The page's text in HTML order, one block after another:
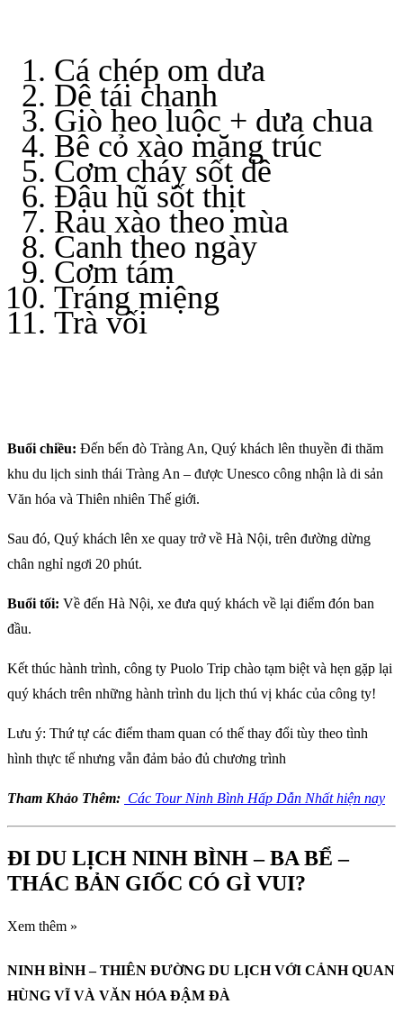
Cá chép om dưa
Dê tái chanh
Giò heo luộc + dưa chua
Bê cỏ xào măng trúc
Cơm cháy sốt dê
Đậu hũ sốt thịt
Rau xào theo mùa
Canh theo ngày
Cơm tám
Tráng miệng
Trà vối
Buổi chiều: Đến bến đò Tràng An, Quý khách lên thuyền đi thăm
khu du lịch sinh thái Tràng An – được Unesco công nhận là di sản
Văn hóa và Thiên nhiên Thế giới.
Sau đó, Quý khách lên xe quay trở về Hà Nội, trên đường dừng
chân nghỉ ngơi 20 phút.
Buổi tối: Về đến Hà Nội, xe đưa quý khách về lại điểm đón ban
đầu.
Kết thúc hành trình, công ty Puolo Trip chào tạm biệt và hẹn gặp lại
quý khách trên những hành trình du lịch thú vị khác của công ty!
Lưu ý: Thứ tự các điểm tham quan có thế thay đổi tùy theo tình
hình thực tế nhưng vẫn đảm bảo đủ chương trình
Tham Khảo Thêm: Các Tour Ninh Bình Hấp Dẫn Nhất hiện nay
ĐI DU LỊCH NINH BÌNH – BA BỂ –
THÁC BẢN GIỐC CÓ GÌ VUI?
Xem thêm »
NINH BÌNH – THIÊN ĐƯỜNG DU LỊCH VỚI CẢNH QUAN
HÙNG VĨ VÀ VĂN HÓA ĐẬM ĐÀ